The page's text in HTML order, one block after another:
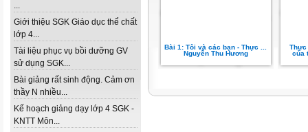
...
Giới thiệu SGK Giáo dục thể chất
lớp 4...
Tài liệu phục vụ bồi dưỡng GV
sử dụng SGK...
Bài giảng rất sinh động. Cảm ơn
thầy N nhiều...
Kế hoạch giảng dạy lớp 4 SGK -
KNTT Môn...
Bài 1: Tôi và các bạn - Thực ...
Nguyễn Thu Hương
Thực
của